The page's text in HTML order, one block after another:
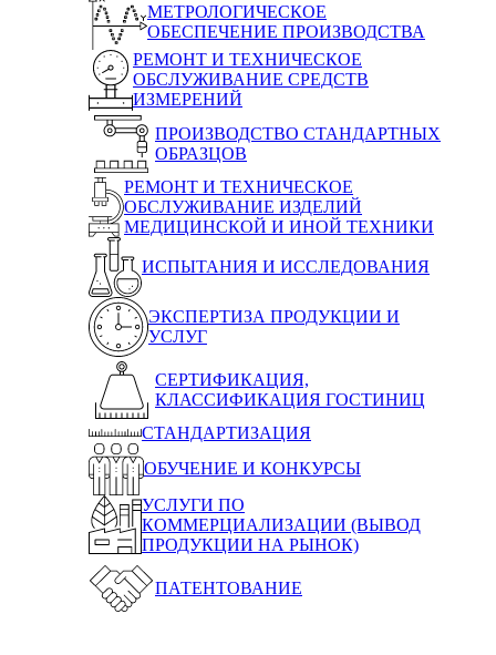
МЕТРОЛОГИЧЕСКОЕ
ОБЕСПЕЧЕНИЕ ПРОИЗВОДСТВА
РЕМОНТ И ТЕХНИЧЕСКОЕ
ОБСЛУЖИВАНИЕ СРЕДСТВ
ИЗМЕРЕНИЙ
ПРОИЗВОДСТВО СТАНДАРТНЫХ
ОБРАЗЦОВ
РЕМОНТ И ТЕХНИЧЕСКОЕ
ОБСЛУЖИВАНИЕ ИЗДЕЛИЙ
МЕДИЦИНСКОЙ И ИНОЙ ТЕХНИКИ
ИСПЫТАНИЯ И ИССЛЕДОВАНИЯ
ЭКСПЕРТИЗА ПРОДУКЦИИ И
УСЛУГ
СЕРТИФИКАЦИЯ,
КЛАССИФИКАЦИЯ ГОСТИНИЦ
СТАНДАРТИЗАЦИЯ
ОБУЧЕНИЕ И КОНКУРСЫ
УСЛУГИ ПО
КОММЕРЦИАЛИЗАЦИИ (ВЫВОД
ПРОДУКЦИИ НА РЫНОК)
ПАТЕНТОВАНИЕ